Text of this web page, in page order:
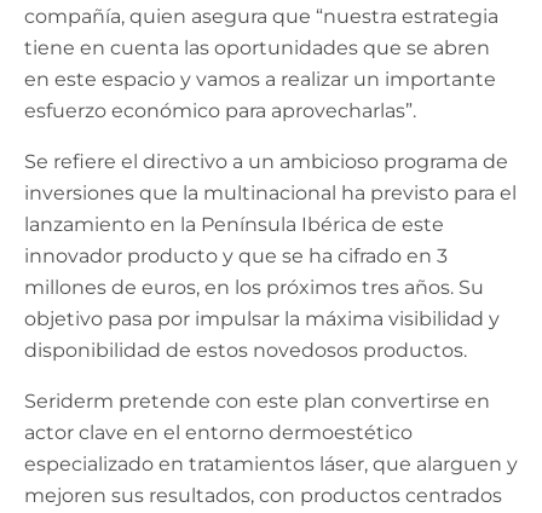
compañía, quien asegura que “nuestra estrategia
tiene en cuenta las oportunidades que se abren
en este espacio y vamos a realizar un importante
esfuerzo económico para aprovecharlas”.
Se refiere el directivo a un ambicioso programa de
inversiones que la multinacional ha previsto para el
lanzamiento en la Península Ibérica de este
innovador producto y que se ha cifrado en 3
millones de euros, en los próximos tres años. Su
objetivo pasa por impulsar la máxima visibilidad y
disponibilidad de estos novedosos productos.
Seriderm pretende con este plan convertirse en
actor clave en el entorno dermoestético
especializado en tratamientos láser, que alarguen y
mejoren sus resultados, con productos centrados